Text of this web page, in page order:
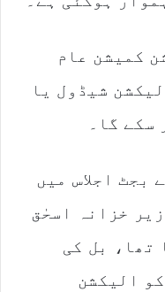
کمیشن عام
شیڈول یا
سکے گا۔
بجٹ اجلاس میں
خزانہ اسحٰق
تھا، بل کی
الیکشن